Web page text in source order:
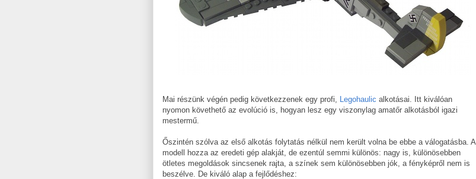
Mai részünk végén pedig következzenek egy profi, Legohaulic alkotásai. Itt kiválóan
nyomon követhető az evolúció is, hogyan lesz egy viszonylag amatőr alkotásból igazi
mestermű.
Őszintén szólva az első alkotás folytatás nélkül nem került volna be ebbe a válogatásba. A
modell hozza az eredeti gép alakját, de ezentúl semmi különös: nagy is, különösebben
ötletes megoldások sincsenek rajta, a színek sem különösebben jók, a fényképről nem is
beszélve. De kiváló alap a fejlődéshez: